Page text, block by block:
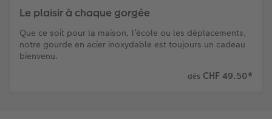
Le plaisir à chaque gorgée
Que ce soit pour la maison, l’école ou les déplacements,
notre gourde en acier inoxydable est toujours un cadeau
bienvenu.
dès CHF 49.50*